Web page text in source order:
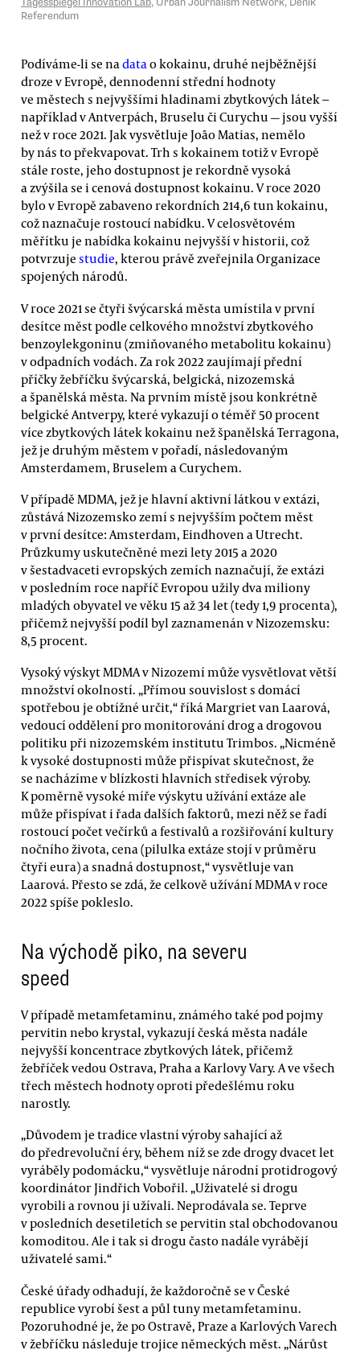
Podíváme-li se nadatao kokainu, druhé nejběžnější
droze v Evropě, dennodenní střední hodnoty
ve městech s nejvyššími hladinami zbytkových látek −
například v Antverpách, Bruselu či Curychu — jsou vyšší
než v roce 2021. Jak vysvětluje João Matias, nemělo
by nás to překvapovat. Trh s kokainem totiž v Evropě
stále roste, jeho dostupnost je rekordně vysoká
a zvýšila se i cenová dostupnost kokainu. V roce 2020
bylo v Evropě zabaveno rekordních 214,6 tun kokainu,
což naznačuje rostoucí nabídku. V celosvětovém
měřítku je nabídka kokainu nejvyšší v historii, což
potvrzuje studie, kterou právě zveřejnila Organizace
spojených národů.
V roce 2021 se čtyři švýcarská města umístila v první
desítce měst podle celkového množství zbytkového
benzoylekgoninu (zmiňovaného metabolitu kokainu)
v odpadních vodách. Za rok 2022 zaujímají přední
příčky žebříčku švýcarská, belgická, nizozemská
a španělská města. Na prvním místě jsou konkrétně
belgické Antverpy, které vykazují o téměř 50 procent
více zbytkových látek kokainu než španělská Terragona,
jež je druhým městem v pořadí, následovaným
Amsterdamem, Bruselem a Curychem.
V případě MDMA, jež je hlavní aktivní látkou v extázi,
zůstává Nizozemsko zemí s nejvyšším počtem měst
v první desítce: Amsterdam, Eindhoven a Utrecht.
Průzkumy uskutečněné mezi lety 2015 a 2020
v šestadvaceti evropských zemích naznačují, že extázi
v posledním roce napříč Evropou užily dva miliony
mladých obyvatel ve věku 15 až 34 let (tedy 1,9 procenta),
přičemž nejvyšší podíl byl zaznamenán v Nizozemsku:
8,5 procent.
Vysoký výskyt MDMA v Nizozemí může vysvětlovat větší
množství okolností. „Přímou souvislost s domácí
spotřebou je obtížné určit,“ říká Margriet van Laarová,
vedoucí oddělení pro monitorování drog a drogovou
politiku při nizozemském institutu Trimbos. „Nicméně
k vysoké dostupnosti může přispívat skutečnost, že
se nacházíme v blízkosti hlavních středisek výroby.
K poměrně vysoké míře výskytu užívání extáze ale
může přispívat i řada dalších faktorů, mezi něž se řadí
rostoucí počet večírků a festivalů a rozšiřování kultury
nočního života, cena (pilulka extáze stojí v průměru
čtyři eura) a snadná dostupnost,“ vysvětluje van
Laarová. Přesto se zdá, že celkově užívání MDMA v roce
2022 spíše pokleslo.
Na východě piko, na severu
speed
V případě metamfetaminu, známého také pod pojmy
pervitin nebo krystal, vykazují česká města nadále
nejvyšší koncentrace zbytkových látek, přičemž
žebříček vedou Ostrava, Praha a Karlovy Vary. A ve všech
třech městech hodnoty oproti předešlému roku
narostly.
„Důvodem je tradice vlastní výroby sahající až
do předrevoluční éry, během níž se zde drogy dvacet let
vyráběly podomácku,“ vysvětluje národní protidrogový
koordinátor Jindřich Vobořil. „Uživatelé si drogu
vyrobili a rovnou ji užívali. Neprodávala se. Teprve
v posledních desetiletích se pervitin stal obchodovanou
komoditou. Ale i tak si drogu často nadále vyrábějí
uživatelé sami.“
České úřady odhadují, že každoročně se v České
republice vyrobí šest a půl tuny metamfetaminu.
Pozoruhodné je, že po Ostravě, Praze a Karlových Varech
v žebříčku následuje trojice německých měst. „Nárůst